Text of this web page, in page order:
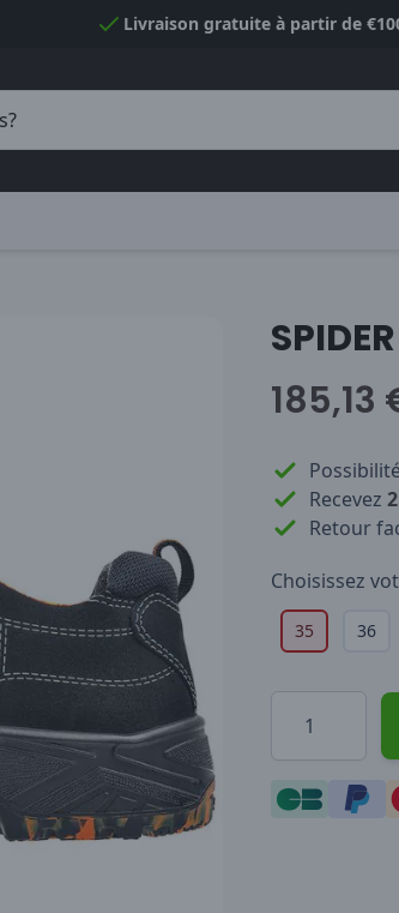
Livraison gratuite à partir de
185,13
Recevez
Retour
Choisissez
35 36